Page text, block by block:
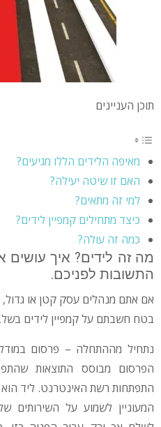
תוכן העניינים
מאיפה הלידים הללו מגיעים?
האם זו שיטה יעילה?
למי זה מתאים?
כיצד מתחילים קמפיין לידים?
כמה זה עולה?
מה זה לידים? איך
התשובות לפניכם.
אם אתם מנהלים עסק קטן או
בטח חשבתם על קמפיין לידים
הפרסום מבוסס התוצאות
התפתחות רשת האינטרנט. ליד
המעוניין לשמוע על השירותים